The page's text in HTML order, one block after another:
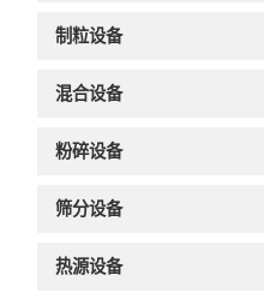
制粒设备
混合设备
粉碎设备
筛分设备
热源设备